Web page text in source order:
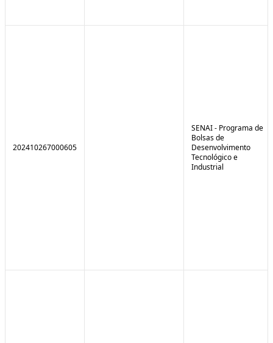
202410267000605
SENAI - Programa de
Bolsas de
Desenvolvimento
Tecnológico e
Industrial